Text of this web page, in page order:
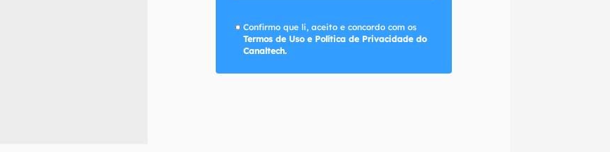
Confirmo que li, aceito e concordo com os
Termos de Uso e Política de Privacidade do
Canaltech.